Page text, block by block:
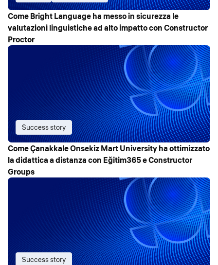
Come Bright Language ha messo in sicurezza le
valutazioni linguistiche ad alto impatto con Constructor
Proctor
Success story
Come Çanakkale Onsekiz Mart University ha ottimizzato
la didattica a distanza con Eğitim365 e Constructor
Groups
Success story